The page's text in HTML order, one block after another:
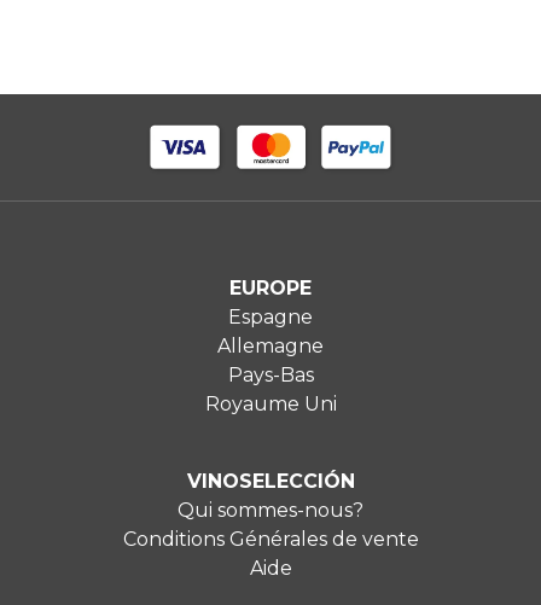
EUROPE
Espagne
Allemagne
Pays-Bas
Royaume Uni
VINOSELECCIÓN
Qui sommes-nous?
Conditions Générales de vente
Aide